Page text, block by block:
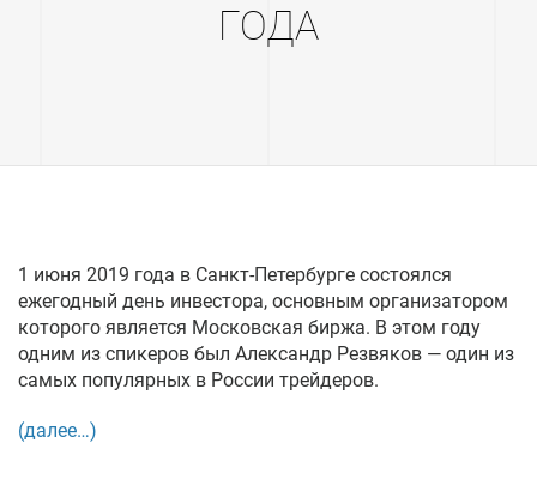
ГОДА
1 июня 2019 года в Санкт-Петербурге состоялся
ежегодный день инвестора, основным организатором
которого является Московская биржа. В этом году
одним из спикеров был Александр Резвяков — один из
самых популярных в России трейдеров.
(далее…)